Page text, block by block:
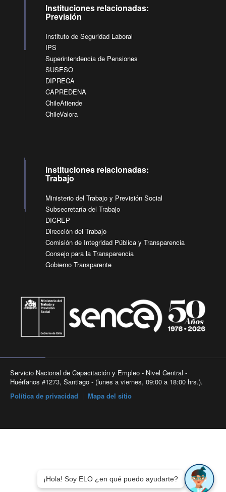
Instituciones relacionadas:
Previsión
Instituto de Seguridad Laboral
IPS
Superintendencia de Pensiones
SUSESO
DIPRECA
CAPREDENA
ChileAtiende
ChileValora
Instituciones relacionadas:
Trabajo
Ministerio del Trabajo y Previsión Social
Subsecretaría del Trabajo
DICREP
Dirección del Trabajo
Comisión de Integridad Pública y Transparencia
Consejo para la Transparencia
Gobierno Transparente
Servicio Nacional de Capacitación y Empleo - Nivel Central -
Huérfanos #1273, Santiago - (lunes a viernes, 09:00 a 18:00 hrs.).
Política de privacidad
Mapa del sitio
¡Hola! Soy ELO ¿en qué puedo ayudarte?